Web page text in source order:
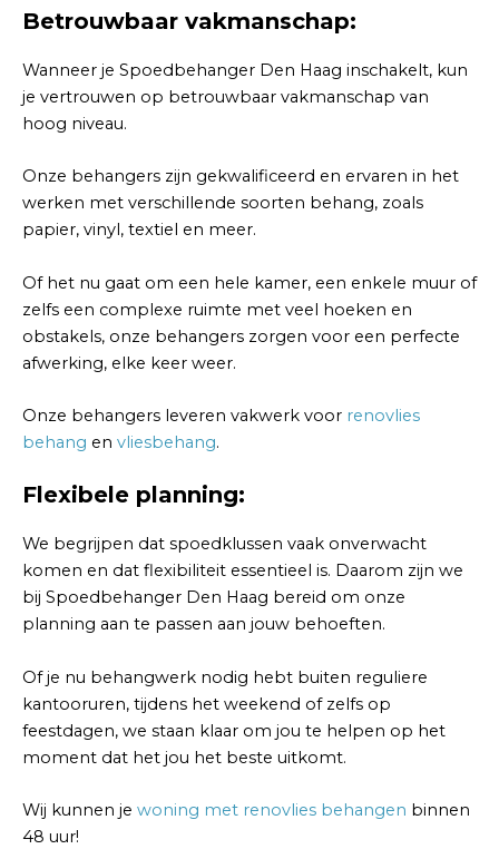
Betrouwbaar vakmanschap:
Wanneer je Spoedbehanger Den Haag inschakelt, kun
je vertrouwen op betrouwbaar vakmanschap van
hoog niveau.
Onze behangers zijn gekwalificeerd en ervaren in het
werken met verschillende soorten behang, zoals
papier, vinyl, textiel en meer.
Of het nu gaat om een hele kamer, een enkele muur of
zelfs een complexe ruimte met veel hoeken en
obstakels, onze behangers zorgen voor een perfecte
afwerking, elke keer weer.
Onze behangers leveren vakwerk voor renovlies
behang en vliesbehang.
Flexibele planning:
We begrijpen dat spoedklussen vaak onverwacht
komen en dat flexibiliteit essentieel is. Daarom zijn we
bij Spoedbehanger Den Haag bereid om onze
planning aan te passen aan jouw behoeften.
Of je nu behangwerk nodig hebt buiten reguliere
kantooruren, tijdens het weekend of zelfs op
feestdagen, we staan klaar om jou te helpen op het
moment dat het jou het beste uitkomt.
Wij kunnen je woning met renovlies behangen binnen
48 uur!